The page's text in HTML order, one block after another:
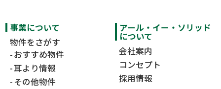
事業について
物件をさがす
おすすめ物件
耳より情報
その他物件
アール・イー・ソリッド
について
会社案内
コンセプト
採用情報